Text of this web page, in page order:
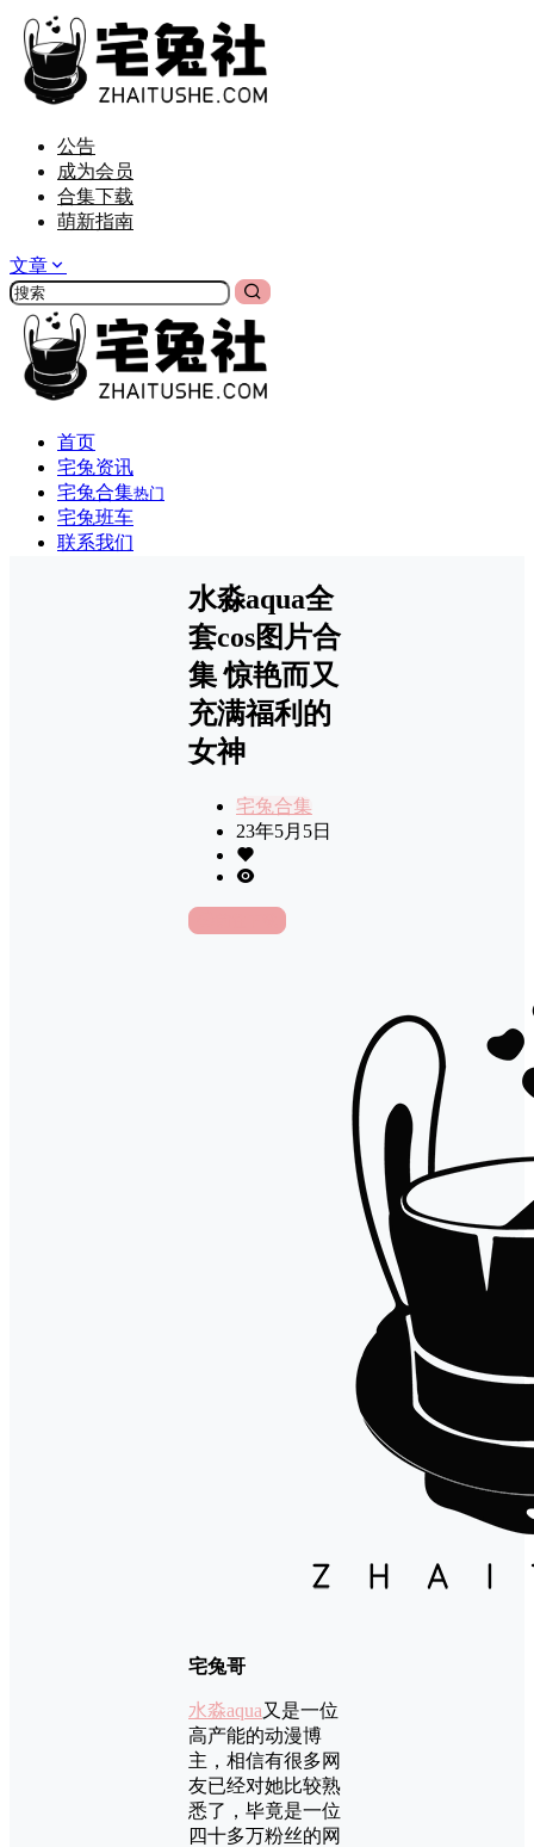
公告
成为会员
合集下载
萌新指南
文章
首页
宅兔资讯
宅兔合集热门
宅兔班车
联系我们
水淼aqua全
套cos图片合
集 惊艳而又
充满福利的
女神
宅兔合集
23年5月5日
宅兔哥
水淼aqua又是一位
高产能的动漫博
主，相信有很多网
友已经对她比较熟
悉了，毕竟是一位
四十多万粉丝的网